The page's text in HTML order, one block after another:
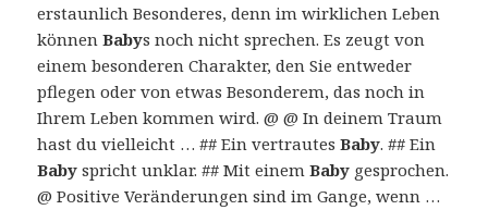
erstaunlich Besonderes, denn im wirklichen Leben
könnenBabys noch nicht sprechen. Es zeugt von
einem besonderen Charakter, den Sie entweder
pflegen oder von etwas Besonderem, das noch in
Ihrem Leben kommen wird. @ @ In deinem Traum
hast du vielleicht … ## Ein vertrautesBaby. ## Ein
Baby spricht unklar. ## Mit einemBaby gesprochen.
@ Positive Veränderungen sind im Gange, wenn …